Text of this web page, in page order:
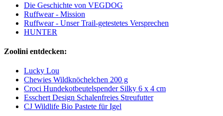
Die Geschichte von VEGDOG
Ruffwear - Mission
Ruffwear - Unser Trail-getestetes Versprechen
HUNTER
Zoolini entdecken:
Lucky Lou
Chewies Wildknöchelchen 200 g
Croci Hundekotbeutelspender Silky 6 x 4 cm
Esschert Design Schalenfreies Streufutter
CJ Wildlife Bio Pastete für Igel